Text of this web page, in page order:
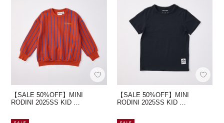
【SALE 50%OFF】MINI
RODINI 2025SS KID …
【SALE 50%OFF】MINI
RODINI 2025SS KID …